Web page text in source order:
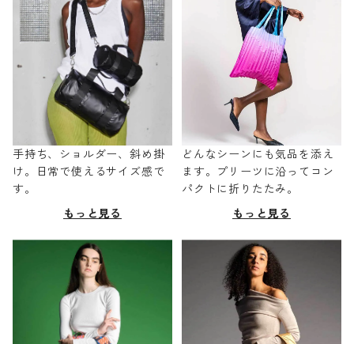
手持ち、ショルダー、斜め掛
け。日常で使えるサイズ感で
す。
もっと見る
どんなシーンにも気品を添え
ます。プリーツに沿ってコン
パクトに折りたたみ。
もっと見る